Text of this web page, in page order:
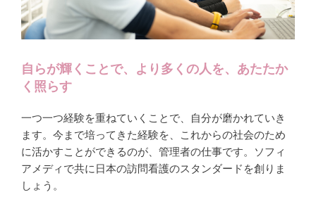
自らが輝くことで、より多くの人を、あたたか
く照らす
一つ一つ経験を重ねていくことで、自分が磨かれていき
ます。今まで培ってきた経験を、これからの社会のため
に活かすことができるのが、管理者の仕事です。ソフィ
アメディで共に日本の訪問看護のスタンダードを創りま
しょう。